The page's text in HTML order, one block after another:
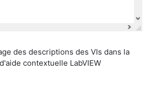
des descriptions des VIs dans la
contextuelle LabVIEW